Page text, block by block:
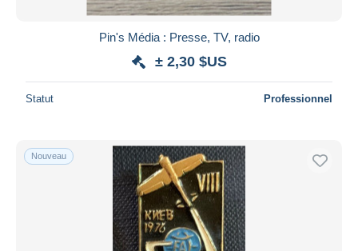
Mastercard
Bancontact
Tout désélectionner
Monde entier
Pin's Média : Presse, TV, radio
± 2,30 $US
Statut Professionnel
Nouveau